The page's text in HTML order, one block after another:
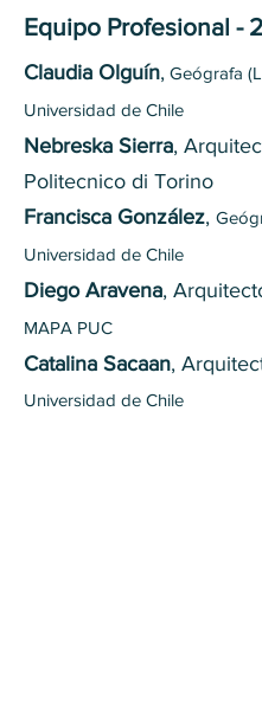
Equipo Profesional -
Claudia Olguín, Geógrafa
Universidad de Chile
Nebreska Sierra,
Politecnico di Torino
Francisca González,
Universidad de Chile
Diego Aravena,
MAPA PUC
Catalina Sacaan,
Universidad de Chile